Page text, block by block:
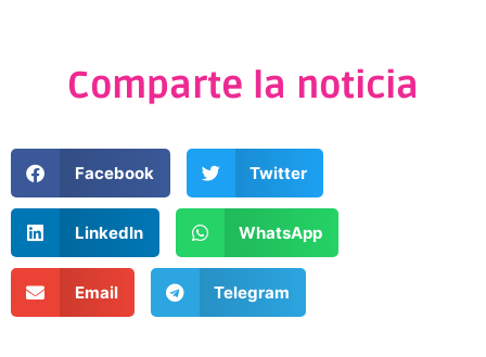
Comparte la noticia
Facebook Twitter
LinkedIn WhatsApp
Email Telegram